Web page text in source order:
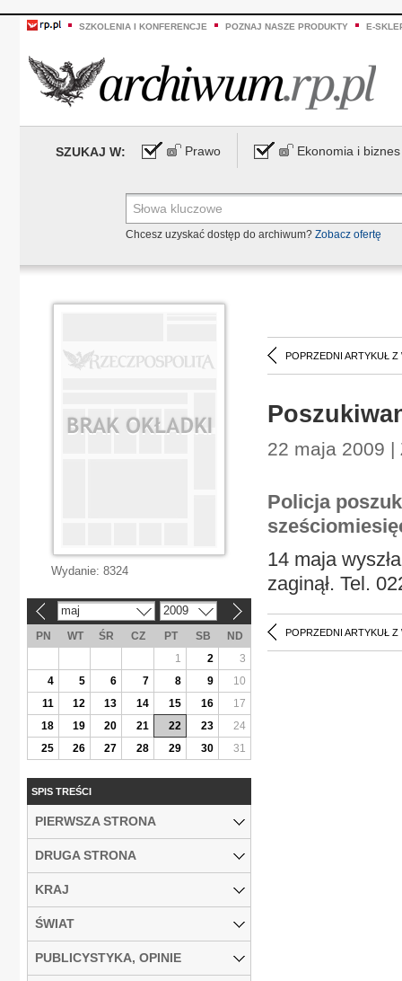
SZKOLENIA I KONFERENCJE POZNAJ NASZE PRODUKTY E-
SZUKAJ W: Prawo Ekonomia i biznes
Chcesz uzyskać dostęp do archiwum? Zobacz ofertę
POPRZEDNI ARTYKUŁ Z
22 maja 2009 |
Policja
14 maja
zaginął. Tel.
POPRZEDNI ARTYKUŁ Z
Wydanie: 8324
maj 2009
PN WT ŚR CZ PT SB
ND
1
2
3
4
5 6 7 8 9
10
11
12 13 14 15 16
17
18
19 20 21 22 23
24
25
26 27 28 29 30 31
SPIS TREŚCI
PIERWSZA STRONA
DRUGA STRONA
KRAJ
ŚWIAT
PUBLICYSTYKA, OPINIE